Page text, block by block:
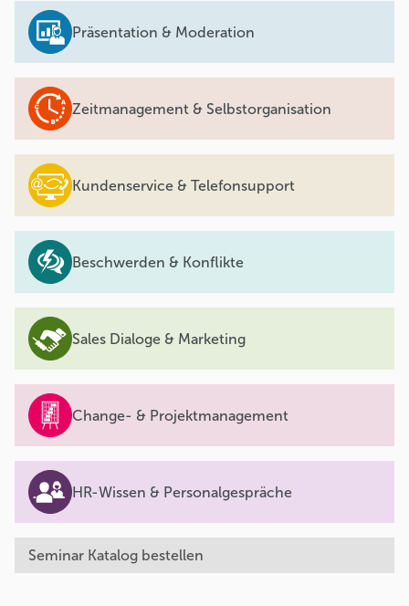
Präsentation & Moderation
Zeitmanagement & Selbstorganisation
Kundenservice & Telefonsupport
Beschwerden & Konflikte
Sales Dialoge & Marketing
Change- & Projektmanagement
HR-Wissen & Personalgespräche
Seminar Katalog bestellen